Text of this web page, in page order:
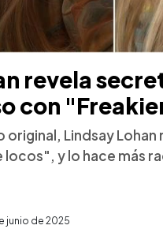
revela
con
original, Lindsay
y lo hace más
junio de 2025